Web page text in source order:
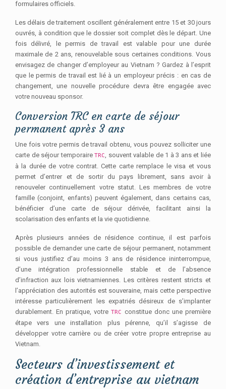
formulaires officiels.
Les délais de traitement oscillent généralement entre 15 et 30 jours
ouvrés, à condition que le dossier soit complet dès le départ. Une
fois délivré, le permis de travail est valable pour une durée
maximale de 2 ans, renouvelable sous certaines conditions. Vous
envisagez de changer d’employeur au Vietnam ? Gardez à l’esprit
que le permis de travail est lié à un employeur précis : en cas de
changement, une nouvelle procédure devra être engagée avec
votre nouveau sponsor.
Conversion TRC en carte de séjour
permanent après 3 ans
Une fois votre permis de travail obtenu, vous pouvez solliciter une
carte de séjour temporaireTRC, souvent valable de 1 à 3 ans et liée
à la durée de votre contrat. Cette carte remplace le visa et vous
permet d’entrer et de sortir du pays librement, sans avoir à
renouveler continuellement votre statut. Les membres de votre
famille (conjoint, enfants) peuvent également, dans certains cas,
bénéficier d’une carte de séjour dérivée, facilitant ainsi la
scolarisation des enfants et la vie quotidienne.
Après plusieurs années de résidence continue, il est parfois
possible de demander une carte de séjour permanent, notamment
si vous justifiez d’au moins 3 ans de résidence ininterrompue,
d’une intégration professionnelle stable et de l’absence
d’infraction aux lois vietnamiennes. Les critères restent stricts et
l’appréciation des autorités est souveraine, mais cette perspective
intéresse particulièrement les expatriés désireux de s’implanter
durablement. En pratique, votreTRC constitue donc une première
étape vers une installation plus pérenne, qu’il s’agisse de
développer votre carrière ou de créer votre propre entreprise au
Vietnam.
Secteurs d’investissement et
création d’entreprise au vietnam